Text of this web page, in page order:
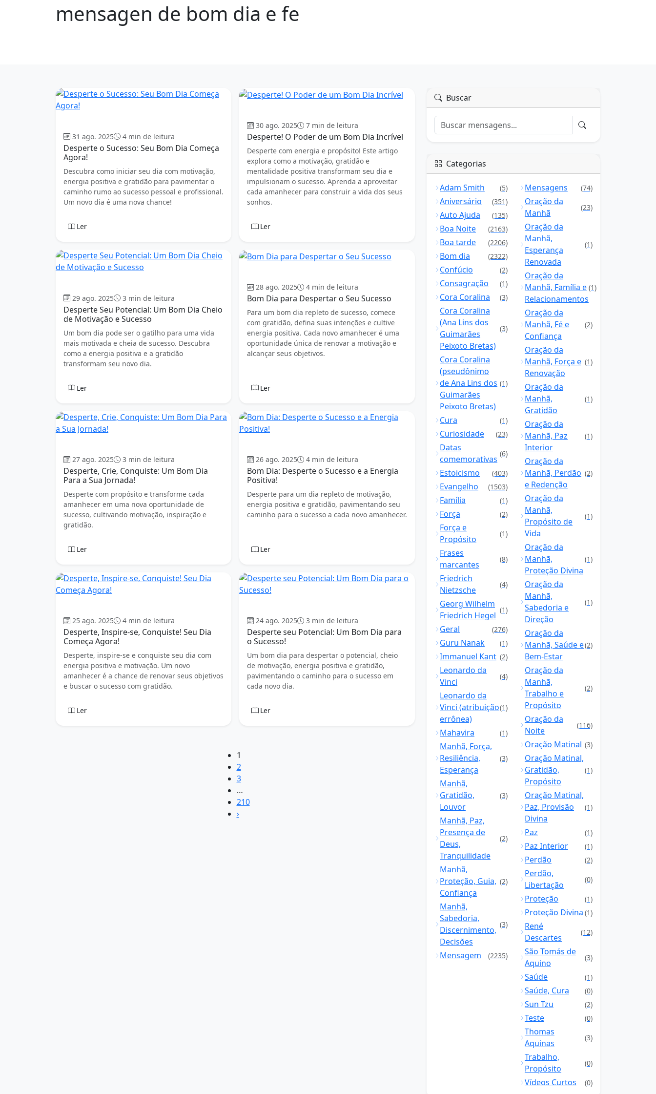
mensagen de bom dia e fe
31 ago. 2025 4 min de leitura
Desperte o Sucesso: Seu Bom Dia Começa
Agora!
Descubra como iniciar seu dia com motivação,
energia positiva e gratidão para pavimentar o
caminho rumo ao sucesso pessoal e profissional.
Um novo dia é uma nova chance!
Ler
30 ago. 2025 7 min de leitura
Desperte! O Poder de um Bom Dia Incrível
Desperte com energia e propósito! Este artigo
explora como a motivação, gratidão e
mentalidade positiva transformam seu dia e
impulsionam o sucesso. Aprenda a aproveitar
cada amanhecer para construir a vida dos seus
sonhos.
Ler
29 ago. 2025 3 min de leitura
Desperte Seu Potencial: Um Bom Dia Cheio
de Motivação e Sucesso
Um bom dia pode ser o gatilho para uma vida
mais motivada e cheia de sucesso. Descubra
como a energia positiva e a gratidão
transformam seu novo dia.
Ler
28 ago. 2025 4 min de leitura
Bom Dia para Despertar o Seu Sucesso
Para um bom dia repleto de sucesso, comece
com gratidão, defina suas intenções e cultive
energia positiva. Cada novo amanhecer é uma
oportunidade única de renovar a motivação e
alcançar seus objetivos.
Ler
27 ago. 2025 3 min de leitura
Desperte, Crie, Conquiste: Um Bom Dia
Para a Sua Jornada!
Desperte com propósito e transforme cada
amanhecer em uma nova oportunidade de
sucesso, cultivando motivação, inspiração e
gratidão.
Ler
26 ago. 2025 4 min de leitura
Bom Dia: Desperte o Sucesso e a Energia
Positiva!
Desperte para um dia repleto de motivação,
energia positiva e gratidão, pavimentando seu
caminho para o sucesso a cada novo amanhecer.
Ler
25 ago. 2025 4 min de leitura
Desperte, Inspire-se, Conquiste! Seu Dia
Começa Agora!
Desperte, inspire-se e conquiste seu dia com
energia positiva e motivação. Um novo
amanhecer é a chance de renovar seus objetivos
e buscar o sucesso com gratidão.
Ler
24 ago. 2025 3 min de leitura
Desperte seu Potencial: Um Bom Dia para
o Sucesso!
Um bom dia para despertar o potencial, cheio
de motivação, energia positiva e gratidão,
pavimentando o caminho para o sucesso em
cada novo dia.
Ler
1
2
3
…
210
›
Buscar
Categorias
Adam Smith (5)
Aniversário (351)
Auto Ajuda (135)
Boa Noite (2163)
Boa tarde (2206)
Bom dia (2322)
Confúcio (2)
Consagração (1)
Cora Coralina (3)
Cora Coralina
(Ana Lins dos
Guimarães
Peixoto Bretas)
(3)
Cora Coralina
(pseudônimo
de Ana Lins dos
Guimarães
Peixoto Bretas)
(1)
Cura (1)
Curiosidade (23)
Datas
comemorativas
(6)
Estoicismo (403)
Evangelho (1503)
Família (1)
Força (2)
Força e
Propósito
(1)
Frases
marcantes
(8)
Friedrich
Nietzsche
(4)
Georg Wilhelm
Friedrich Hegel
(1)
Geral (276)
Guru Nanak (1)
Immanuel Kant (2)
Leonardo da
Vinci
(4)
Leonardo da
Vinci (atribuição
errônea)
(1)
Mahavira (1)
Manhã, Força,
Resiliência,
Esperança
(3)
Manhã,
Gratidão,
Louvor
(3)
Manhã, Paz,
Presença de
Deus,
Tranquilidade
(2)
Manhã,
Proteção, Guia,
Confiança
(2)
Manhã,
Sabedoria,
Discernimento,
Decisões
(3)
Mensagem (2235)
Mensagens (74)
Oração da
Manhã
(23)
Oração da
Manhã,
Esperança
Renovada
(1)
Oração da
Manhã, Família e
Relacionamentos
(1)
Oração da
Manhã, Fé e
Confiança
(2)
Oração da
Manhã, Força e
Renovação
(1)
Oração da
Manhã,
Gratidão
(1)
Oração da
Manhã, Paz
Interior
(1)
Oração da
Manhã, Perdão
e Redenção
(2)
Oração da
Manhã,
Propósito de
Vida
(1)
Oração da
Manhã,
Proteção Divina
(1)
Oração da
Manhã,
Sabedoria e
Direção
(1)
Oração da
Manhã, Saúde e
Bem-Estar
(2)
Oração da
Manhã,
Trabalho e
Propósito
(2)
Oração da
Noite
(116)
Oração Matinal (3)
Oração Matinal,
Gratidão,
Propósito
(1)
Oração Matinal,
Paz, Provisão
Divina
(1)
Paz (1)
Paz Interior (1)
Perdão (2)
Perdão,
Libertação
(0)
Proteção (1)
Proteção Divina (1)
René
Descartes
(12)
São Tomás de
Aquino
(3)
Saúde (1)
Saúde, Cura (0)
Sun Tzu (2)
Teste (0)
Thomas
Aquinas
(3)
Trabalho,
Propósito
(0)
Vídeos Curtos (0)